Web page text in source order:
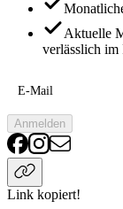
Aktuelle
verlässlich im
E-Mail
Anmelden
Link kopiert!